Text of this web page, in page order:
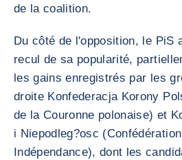
de la coalition.
Du côté de l'opposition, le PiS
recul de sa popularité,
les gains enregistrés par les
droite Konfederacja Korony
de la Couronne polonaise) et
i Niepodleg?osc
Indépendance), dont les